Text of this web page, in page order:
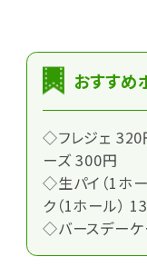
おすすめ
◇フレジェ
ーズ 300円
◇生パイ（1ホ
ク（1ホール）
◇バースデーケ